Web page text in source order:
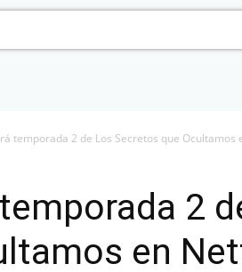
temporada 2 de Los Secretos que Ocultamos
2
en